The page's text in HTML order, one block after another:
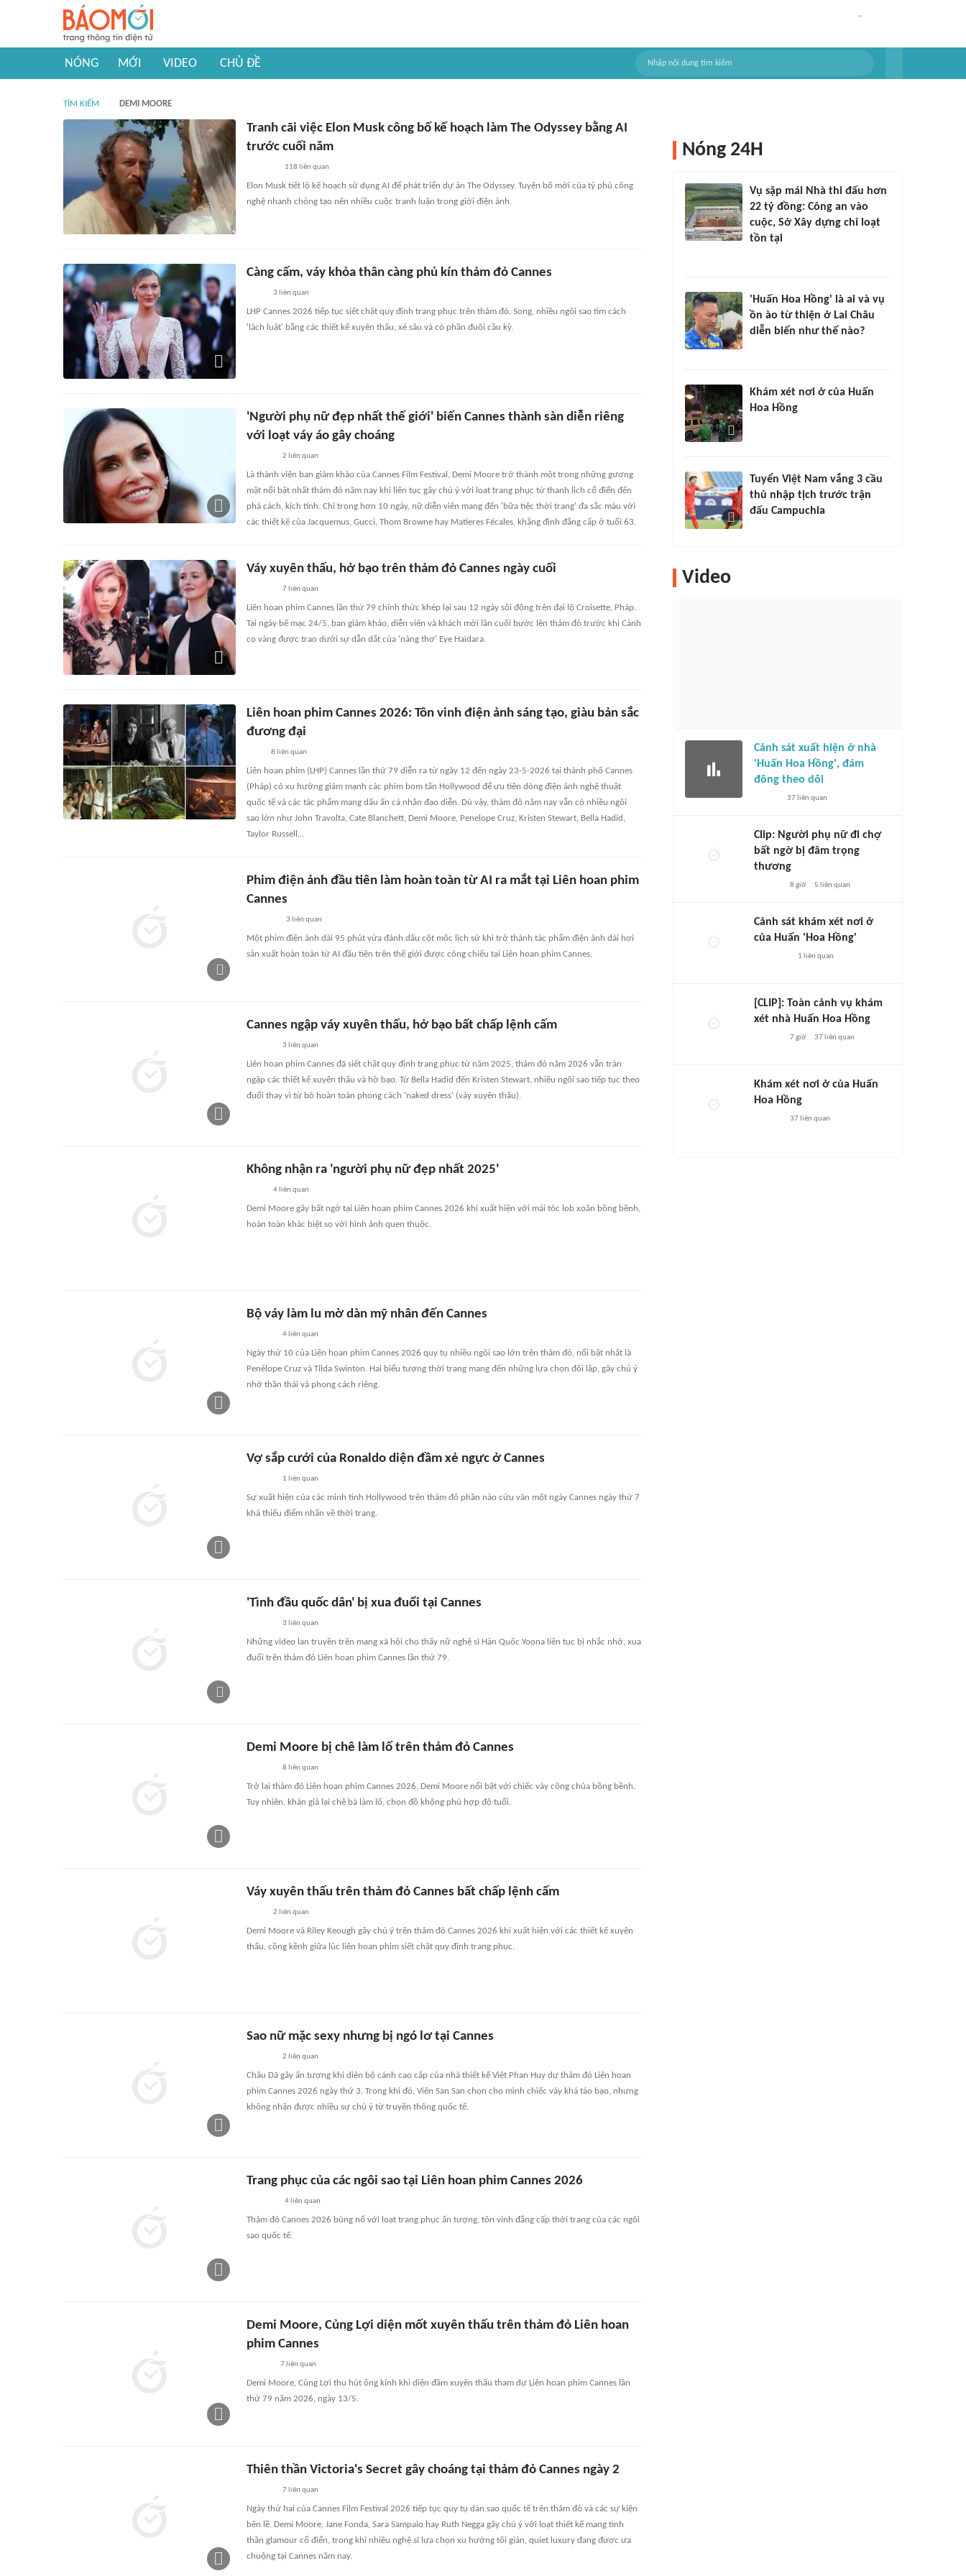
NÓNG MỚI VIDEO CHỦ ĐỀ
TÌM KIẾM DEMI MOORE
Tranh cãi việc Elon Musk công bố kế hoạch làm The Odyssey bằng AI
trước cuối năm
118 liên quan
Elon Musk tiết lộ kế hoạch sử dụng AI để phát triển dự án The Odyssey. Tuyên bố mới của tỷ phú công
nghệ nhanh chóng tạo nên nhiều cuộc tranh luận trong giới điện ảnh.
Càng cấm, váy khỏa thân càng phủ kín thảm đỏ Cannes
3 liên quan
LHP Cannes 2026 tiếp tục siết chặt quy định trang phục trên thảm đỏ. Song, nhiều ngôi sao tìm cách
'lách luật' bằng các thiết kế xuyên thấu, xẻ sâu và có phần đuôi cầu kỳ.
'Người phụ nữ đẹp nhất thế giới' biến Cannes thành sàn diễn riêng
với loạt váy áo gây choáng
2 liên quan
Là thành viên ban giám khảo của Cannes Film Festival, Demi Moore trở thành một trong những gương
mặt nổi bật nhất thảm đỏ năm nay khi liên tục gây chú ý với loạt trang phục từ thanh lịch cổ điển đến
phá cách, kịch tính. Chỉ trong hơn 10 ngày, nữ diễn viên mang đến 'bữa tiệc thời trang' đa sắc màu với
các thiết kế của Jacquemus, Gucci, Thom Browne hay Matìeres Fécales, khẳng định đẳng cấp ở tuổi 63.
Váy xuyên thấu, hở bạo trên thảm đỏ Cannes ngày cuối
7liên quan
Liên hoan phim Cannes lần thứ 79 chính thức khép lại sau 12 ngày sôi động trên đại lộ Croisette, Pháp.
Tại ngày bế mạc 24/5, ban giám khảo, diễn viên và khách mời lần cuối bước lên thảm đỏ trước khi Cành
cọ vàng được trao dưới sự dẫn dắt của 'nàng thơ' Eye Haïdara.
Liên hoan phim Cannes 2026: Tôn vinh điện ảnh sáng tạo, giàu bản sắc
đương đại
8 liên quan
Liên hoan phim (LHP) Cannes lần thứ 79 diễn ra từ ngày 12 đến ngày 23-5-2026 tại thành phố Cannes
(Pháp) có xu hướng giảm mạnh các phim bom tấn Hollywood để ưu tiên dòng điện ảnh nghệ thuật
quốc tế và các tác phẩm mang dấu ấn cá nhân đạo diễn. Dù vậy, thảm đỏ năm nay vẫn có nhiều ngôi
sao lớn như John Travolta, Cate Blanchett, Demi Moore, Penelope Cruz, Kristen Stewart, Bella Hadid,
Taylor Russell…
Phim điện ảnh đầu tiên làm hoàn toàn từ AI ra mắt tại Liên hoan phim
Cannes
3 liên quan
Một phim điện ảnh dài 95 phút vừa đánh dấu cột mốc lịch sử khi trở thành tác phẩm điện ảnh dài hơi
sản xuất hoàn toàn từ AI đầu tiên trên thế giới được công chiếu tại Liên hoan phim Cannes.
Cannes ngập váy xuyên thấu, hở bạo bất chấp lệnh cấm
3 liên quan
Liên hoan phim Cannes đã siết chặt quy định trang phục từ năm 2025, thảm đỏ năm 2026 vẫn tràn
ngập các thiết kế xuyên thấu và hở bạo. Từ Bella Hadid đến Kristen Stewart, nhiều ngôi sao tiếp tục theo
đuổi thay vì từ bỏ hoàn toàn phong cách 'naked dress' (váy xuyên thấu).
Không nhận ra 'người phụ nữ đẹp nhất 2025'
4liên quan
Demi Moore gây bất ngờ tại Liên hoan phim Cannes 2026 khi xuất hiện với mái tóc lob xoăn bồng bềnh,
hoàn toàn khác biệt so với hình ảnh quen thuộc.
Bộ váy làm lu mờ dàn mỹ nhân đến Cannes
4liên quan
Ngày thứ 10 của Liên hoan phim Cannes 2026 quy tụ nhiều ngôi sao lớn trên thảm đỏ, nổi bật nhất là
Penélope Cruz và Tilda Swinton. Hai biểu tượng thời trang mang đến những lựa chọn đối lập, gây chú ý
nhờ thần thái và phong cách riêng.
Vợ sắp cưới của Ronaldo diện đầm xẻ ngực ở Cannes
1 liên quan
Sự xuất hiện của các minh tinh Hollywood trên thảm đỏ phần nào cứu vãn một ngày Cannes ngày thứ 7
khá thiếu điểm nhấn về thời trang.
'Tình đầu quốc dân' bị xua đuổi tại Cannes
3 liên quan
Những video lan truyền trên mạng xã hội cho thấy nữ nghệ sĩ Hàn Quốc Yoona liên tục bị nhắc nhở, xua
đuổi trên thảm đỏ Liên hoan phim Cannes lần thứ 79.
Demi Moore bị chê làm lố trên thảm đỏ Cannes
8 liên quan
Trở lại thảm đỏ Liên hoan phim Cannes 2026, Demi Moore nổi bật với chiếc váy công chúa bồng bềnh.
Tuy nhiên, khán giả lại chê bà làm lố, chọn đồ không phù hợp độ tuổi.
Váy xuyên thấu trên thảm đỏ Cannes bất chấp lệnh cấm
2 liên quan
Demi Moore và Riley Keough gây chú ý trên thảm đỏ Cannes 2026 khi xuất hiện với các thiết kế xuyên
thấu, cồng kềnh giữa lúc liên hoan phim siết chặt quy định trang phục.
Sao nữ mặc sexy nhưng bị ngó lơ tại Cannes
2 liên quan
Châu Dã gây ấn tượng khi diện bộ cánh cao cấp của nhà thiết kế Việt Phan Huy dự thảm đỏ Liên hoan
phim Cannes 2026 ngày thứ 3. Trong khi đó, Viên San San chọn cho mình chiếc váy khá táo bạo, nhưng
không nhận được nhiều sự chú ý từ truyền thông quốc tế.
Trang phục của các ngôi sao tại Liên hoan phim Cannes 2026
4liên quan
Thảm đỏ Cannes 2026 bùng nổ với loạt trang phục ấn tượng, tôn vinh đẳng cấp thời trang của các ngôi
sao quốc tế.
Demi Moore, Củng Lợi diện mốt xuyên thấu trên thảm đỏ Liên hoan
phim Cannes
7liên quan
Demi Moore, Củng Lợi thu hút ống kính khi diện đầm xuyên thấu tham dự Liên hoan phim Cannes lần
thứ 79 năm 2026, ngày 13/5.
Thiên thần Victoria's Secret gây choáng tại thảm đỏ Cannes ngày 2
7liên quan
Ngày thứ hai của Cannes Film Festival 2026 tiếp tục quy tụ dàn sao quốc tế trên thảm đỏ và các sự kiện
bên lề. Demi Moore, Jane Fonda, Sara Sampaio hay Ruth Negga gây chú ý với loạt thiết kế mang tinh
thần glamour cổ điển, trong khi nhiều nghệ sĩ lựa chọn xu hướng tối giản, quiet luxury đang được ưa
chuộng tại Cannes năm nay.
Nóng 24H
Vụ sập mái Nhà thi đấu hơn
22 tỷ đồng: Công an vào
cuộc, Sở Xây dựng chỉ loạt
tồn tại
'Huấn Hoa Hồng' là ai và vụ
ồn ào từ thiện ở Lai Châu
diễn biến như thế nào?
Khám xét nơi ở của Huấn
Hoa Hồng
Tuyển Việt Nam vắng 3 cầu
thủ nhập tịch trước trận
đấu Campuchia
Video
Cảnh sát xuất hiện ở nhà
'Huấn Hoa Hồng', đám
đông theo dõi
37liên quan
Clip: Người phụ nữ đi chợ
bất ngờ bị đâm trọng
thương
8 giờ 5 liên quan
Cảnh sát khám xét nơi ở
của Huấn 'Hoa Hồng'
1 liên quan
[CLIP]: Toàn cảnh vụ khám
xét nhà Huấn Hoa Hồng
7 giờ 37liên quan
Khám xét nơi ở của Huấn
Hoa Hồng
37liên quan